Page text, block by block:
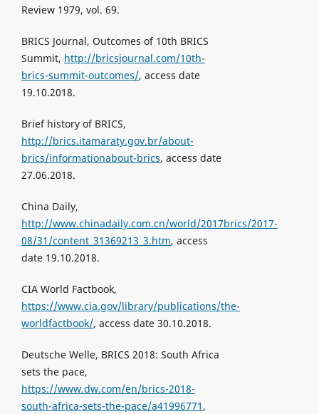
Review 1979, vol. 69.
BRICS Journal, Outcomes of 10th BRICS
Summit, http://bricsjournal.com/10th-
brics-summit-outcomes/, access date
19.10.2018.
Brief history of BRICS,
http://brics.itamaraty.gov.br/about-
brics/informationabout-brics, access date
27.06.2018.
China Daily,
http://www.chinadaily.com.cn/world/2017brics/2017-
08/31/content_31369213_3.htm, access
date 19.10.2018.
CIA World Factbook,
https://www.cia.gov/library/publications/the-
worldfactbook/, access date 30.10.2018.
Deutsche Welle, BRICS 2018: South Africa
sets the pace,
https://www.dw.com/en/brics-2018-
south-africa-sets-the-pace/a41996771 ,